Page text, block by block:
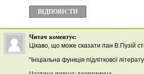
ВІДПОВІCТИ
Читач коментує:
Цікаво, що може сказати пан В.Пузій
“Ініціальна функція підліткової